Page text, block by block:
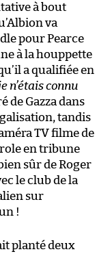
à bout
va
pour Pearce
à la houppette
a qualifiée en
n’étais connu
de Gazza dans
tandis
TV filme de
en tribune
sûr de Roger
le club de la
sur
!
planté deux